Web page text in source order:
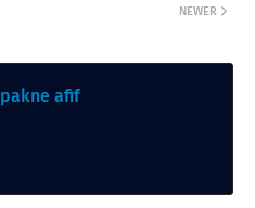
NEWER
pakne afif